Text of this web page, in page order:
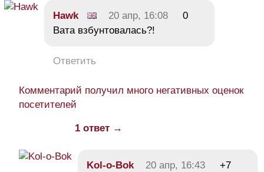
Hawk 20 апр, 16:08
0
Вата взбунтовалась?!
Ответить
Комментарий получил много негативных оценок
посетителей
1 ответ →
Kol-o-Bok 20 апр, 16:43 +7